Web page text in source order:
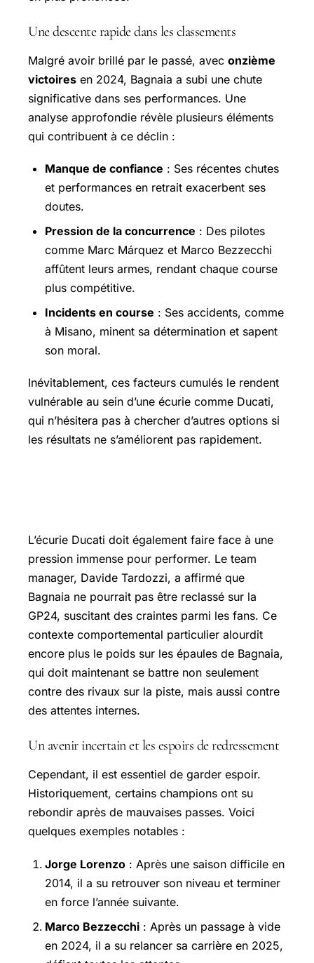
Une descente rapide dans les classements
Malgré avoir brillé par le passé, avec onzième
victoires en 2024, Bagnaia a subi une chute
significative dans ses performances. Une
analyse approfondie révèle plusieurs éléments
qui contribuent à ce déclin :
Manque de confiance : Ses récentes chutes
et performances en retrait exacerbent ses
doutes.
Pression de la concurrence : Des pilotes
comme Marc Márquez et Marco Bezzecchi
affûtent leurs armes, rendant chaque course
plus compétitive.
Incidents en course : Ses accidents, comme
à Misano, minent sa détermination et sapent
son moral.
Inévitablement, ces facteurs cumulés le rendent
vulnérable au sein d’une écurie comme Ducati,
qui n’hésitera pas à chercher d’autres options si
les résultats ne s’améliorent pas rapidement.
L’écurie Ducati doit également faire face à une
pression immense pour performer. Le team
manager, Davide Tardozzi, a affirmé que
Bagnaia ne pourrait pas être reclassé sur la
GP24, suscitant des craintes parmi les fans. Ce
contexte comportemental particulier alourdit
encore plus le poids sur les épaules de Bagnaia,
qui doit maintenant se battre non seulement
contre des rivaux sur la piste, mais aussi contre
des attentes internes.
Un avenir incertain et les espoirs de redressement
Cependant, il est essentiel de garder espoir.
Historiquement, certains champions ont su
rebondir après de mauvaises passes. Voici
quelques exemples notables :
Jorge Lorenzo : Après une saison difficile en
2014, il a su retrouver son niveau et terminer
en force l’année suivante.
Marco Bezzecchi : Après un passage à vide
en 2024, il a su relancer sa carrière en 2025,